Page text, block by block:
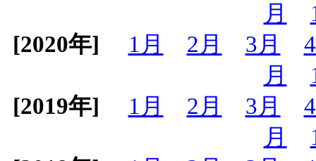
月
[2020年]
1月 2月 3月
月
[2019年]
1月 2月 3月
月